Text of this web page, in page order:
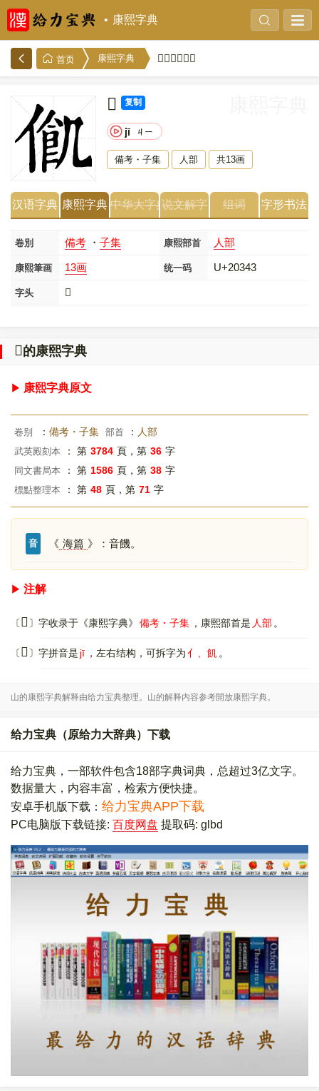
康熙字典
首页 康熙字典 𠍃的康熙字典
𠍃 复制
jī ㄐㄧ
備考・子集 人部 共13画
汉语字典 康熙字典 中华大字典说文解字 组词 字形书法
卷別 備考 ・ 子集 康熙部首 人部
康熙筆画 13画 统一码 U+20343
字头 𠍃
𠍃的康熙字典
康熙字典原文
卷别 ： 備考・子集 部首 ： 人部
武英殿刻本 ： 第 3784 頁，第 36 字
同文書局本 ： 第 1586 頁，第 38 字
標點整理本 ： 第 48 頁，第 71 字
音 《 海篇 》：音饑。
注解
〔 𠍃 〕字收录于《康熙字典》 備考・子集 ，康熙部首是 人部 。
〔 𠍃 〕字拼音是 jī ，左右结构，可拆字为亻、飢 。
山的康熙字典解释由给力宝典整理。山的解释内容参考開放康熙字典。
给力宝典（原给力大辞典）下载
给力宝典，一部软件包含18部字典词典，总超过3亿文字。
数据量大，内容丰富，检索方便快捷。
安卓手机版下载： 给力宝典APP下载
PC电脑版下载链接: 百度网盘 提取码: glbd